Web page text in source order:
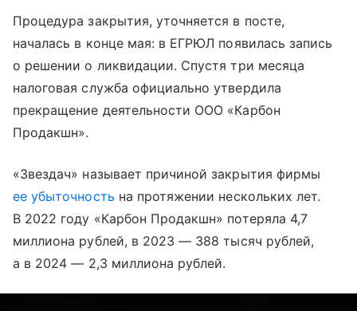
Процедура закрытия, уточняется в посте,
началась в конце мая: в ЕГРЮЛ появилась запись
о решении о ликвидации. Спустя три месяца
налоговая служба официально утвердила
прекращение деятельности ООО «Карбон
Продакшн».
«Звездач» называет причиной закрытия фирмы
ее убыточность на протяжении нескольких лет.
В 2022 году «Карбон Продакшн» потеряла 4,7
миллиона рублей, в 2023 — 388 тысяч рублей,
а в 2024 — 2,3 миллиона рублей.